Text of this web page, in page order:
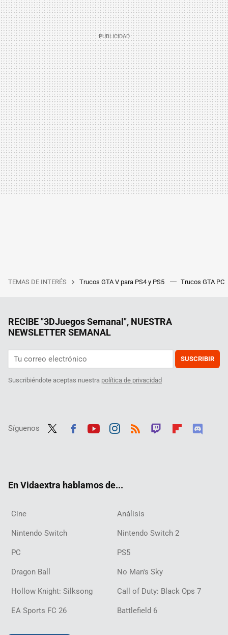
TEMAS DE INTERÉS Trucos GTA V para PS4 y PS5 Trucos GTA PC
RECIBE "3DJuegos Semanal", NUESTRA
NEWSLETTER SEMANAL
SUSCRIBIR
Suscribiéndote aceptas nuestra política de privacidad
Síguenos
En Vidaextra hablamos de...
Cine Análisis
Nintendo Switch Nintendo Switch 2
PC PS5
Dragon Ball No Man's Sky
Hollow Knight: Silksong Call of Duty: Black Ops 7
EA Sports FC 26 Battlefield 6